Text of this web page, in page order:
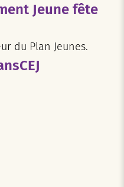
Jeune fête
du Plan Jeunes.